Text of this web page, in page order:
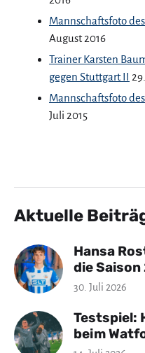
Mannschaftsfoto des
August 2016
Trainer Karsten
gegen Stuttgart II
Mannschaftsfoto des
Juli 2015
Aktuelle
Hansa
die
30. Juli 2026
Testspiel:
beim